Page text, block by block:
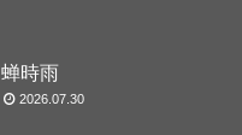
蝉時雨
2026.07.30